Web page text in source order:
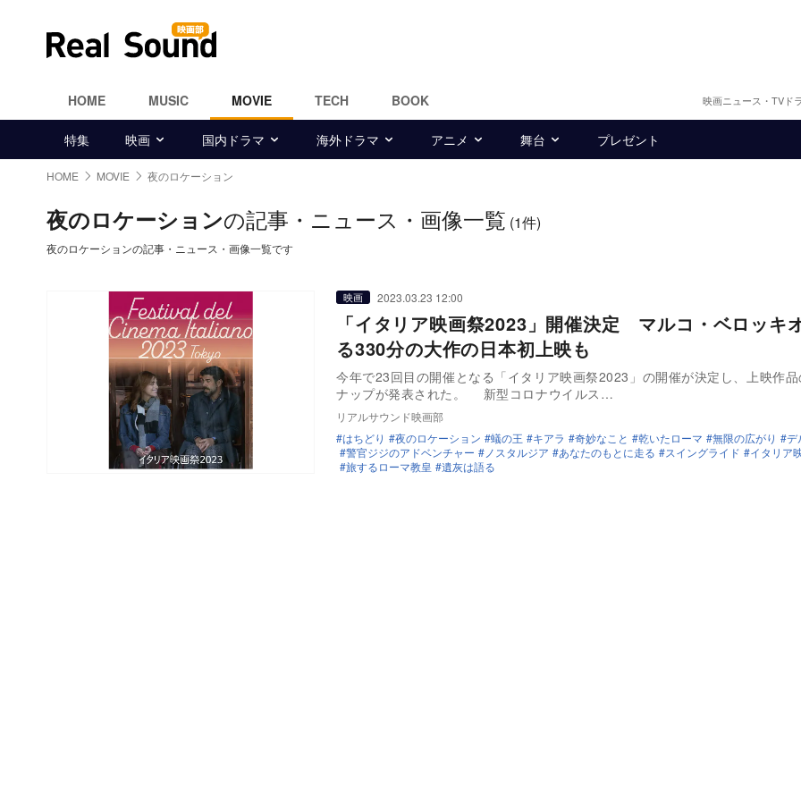
HOME MUSIC MOVIE TECH BOOK 映画ニュース・TVド
特集 映画 国内ドラマ 海外ドラマ アニメ 舞台 プレゼント
HOME MOVIE 夜のロケーション
夜のロケーションの記事・ニュース・画像一覧 (1件)
夜のロケーションの記事・ニュース・画像一覧です
映画 2023.03.23 12:00
「イタリア映画祭2023」開催決定 マルコ・ベロッキ
る330分の大作の日本初上映も
今年で23回目の開催となる「イタリア映画祭2023」の開催が決定し、上映作
ナップが発表された。 新型コロナウイルス…
リアルサウンド映画部
はちどり
夜のロケーション 蟻の王 キアラ 奇妙なこと 乾いたローマ 無限の広がり
デ
警官ジジのアドベンチャー
ノスタルジア あなたのもとに走る スイングライド
イタリア
旅するローマ教皇
遺灰は語る